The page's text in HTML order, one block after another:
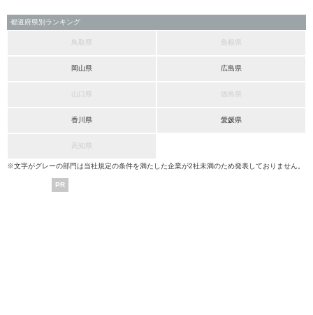
都道府県別ランキング
鳥取県 島根県
岡山県 広島県
山口県 徳島県
香川県 愛媛県
高知県
※文字がグレーの部門は当社規定の条件を満たした企業が2社未満のため発表しておりません。
PR